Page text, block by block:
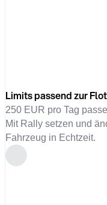
Limits passend zur
250 EUR pro Tag
Mit Rally setzen und
Fahrzeug in Echtzeit.